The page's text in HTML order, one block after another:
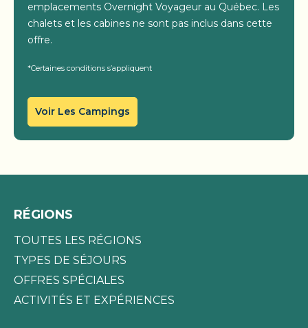
emplacements Overnight Voyageur au Québec. Les
chalets et les cabines ne sont pas inclus dans cette
offre.
*Certaines conditions s’appliquent
Voir Les Campings
RÉGIONS
TOUTES LES RÉGIONS
TYPES DE SÉJOURS
OFFRES SPÉCIALES
ACTIVITÉS ET EXPÉRIENCES